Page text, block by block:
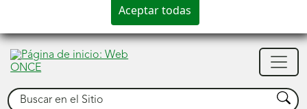
Buscar Buscar